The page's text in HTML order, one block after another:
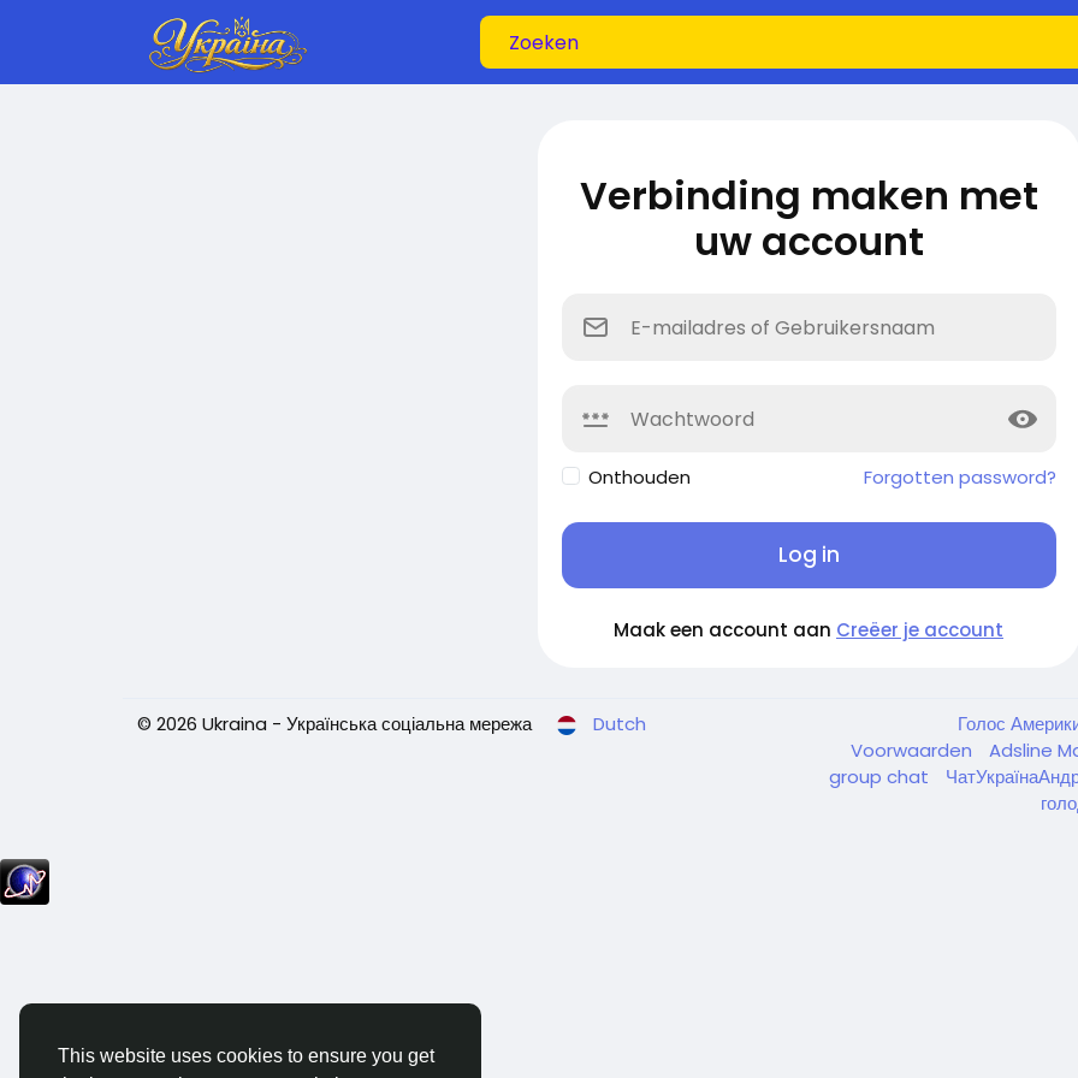
This website uses cookies to ensure you get
Verbinding maken met
uw account
Onthouden Forgotten password?
Log in
Maak een account aan Creëer je account
© 2026 Ukraina - Українська соціальна мережа Dutch Голос
Voorwaarden
Adsline
group chat